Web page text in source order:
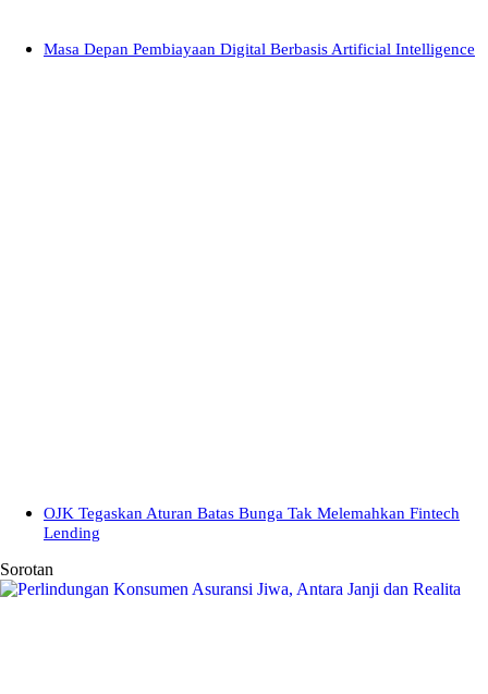
Masa Depan Pembiayaan Digital Berbasis Artificial Intelligence
OJK Tegaskan Aturan Batas Bunga Tak Melemahkan Fintech
Lending
Sorotan